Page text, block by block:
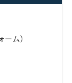
ム）